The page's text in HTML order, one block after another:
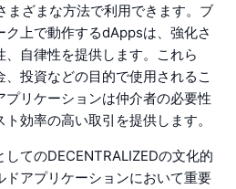
まざまな方法で利用できます。ブ
ク上で動作するdAppsは、強化さ
自律性を提供します。これら
投資などの目的で使用されるこ
プリケーションは仲介者の必要性
効率の高い取引を提供します。
てのDECENTRALIZEDの文化的
アプリケーションにおいて重要